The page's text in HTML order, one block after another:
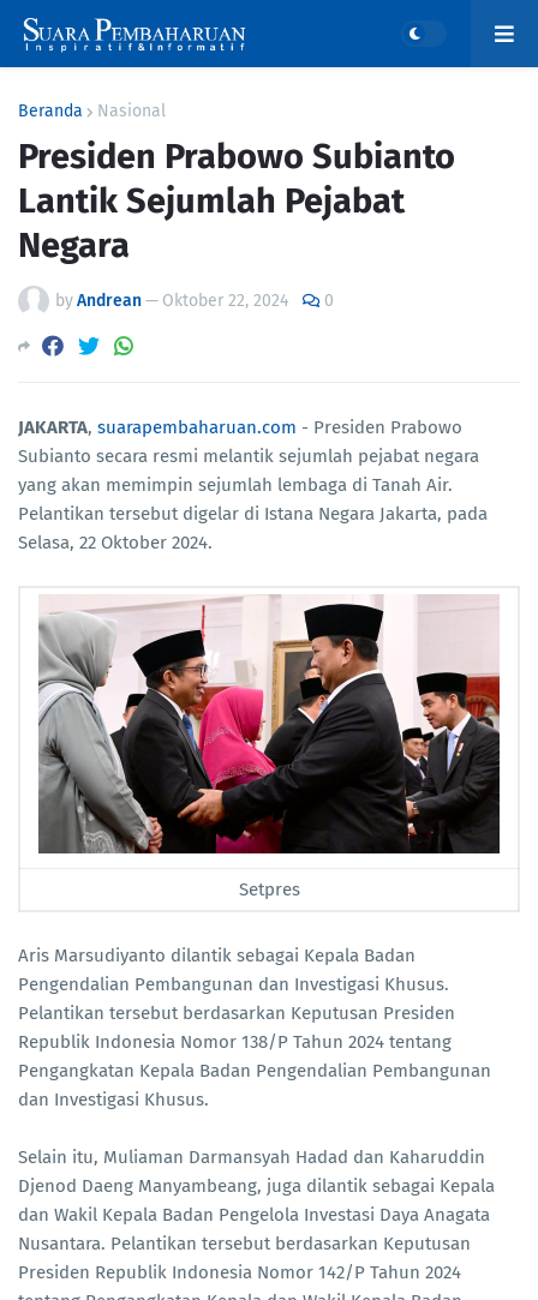
Beranda Nasional
Presiden Prabowo Subianto
Lantik Sejumlah Pejabat
Negara
byAndrean— Oktober 22, 2024 0
JAKARTA, suarapembaharuan.com - Presiden Prabowo
Subianto secara resmi melantik sejumlah pejabat negara
yang akan memimpin sejumlah lembaga di Tanah Air.
Pelantikan tersebut digelar di Istana Negara Jakarta, pada
Selasa, 22 Oktober 2024.
Setpres
Aris Marsudiyanto dilantik sebagai Kepala Badan
Pengendalian Pembangunan dan Investigasi Khusus.
Pelantikan tersebut berdasarkan Keputusan Presiden
Republik Indonesia Nomor 138/P Tahun 2024 tentang
Pengangkatan Kepala Badan Pengendalian Pembangunan
dan Investigasi Khusus.
Selain itu, Muliaman Darmansyah Hadad dan Kaharuddin
Djenod Daeng Manyambeang, juga dilantik sebagai Kepala
dan Wakil Kepala Badan Pengelola Investasi Daya Anagata
Nusantara. Pelantikan tersebut berdasarkan Keputusan
Presiden Republik Indonesia Nomor 142/P Tahun 2024